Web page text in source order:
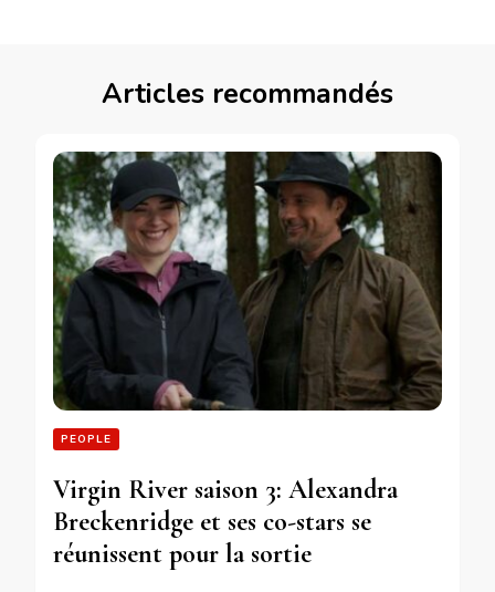
Articles recommandés
PEOPLE
Virgin River saison 3: Alexandra
Breckenridge et ses co-stars se
réunissent pour la sortie